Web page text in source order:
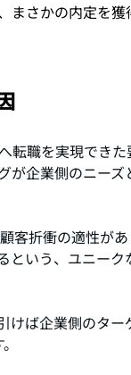
まさかの内定を
転職を実現できた
が企業側のニー
客折衝の適性が
という、ユニーク
けば企業側のタ